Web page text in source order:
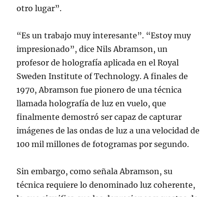
otro lugar”.
“Es un trabajo muy interesante”. “Estoy muy
impresionado”, dice Nils Abramson, un
profesor de holografía aplicada en el Royal
Sweden Institute of Technology. A finales de
1970, Abramson fue pionero de una técnica
llamada holografía de luz en vuelo, que
finalmente demostró ser capaz de capturar
imágenes de las ondas de luz a una velocidad de
100 mil millones de fotogramas por segundo.
Sin embargo, como señala Abramson, su
técnica requiere lo denominado luz coherente,